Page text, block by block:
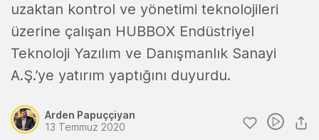
uzaktan kontrol ve yönetimi teknolojileri
üzerine çalışan HUBBOX Endüstriyel
Teknoloji Yazılım ve Danışmanlık Sanayi
A.Ş.’ye yatırım yaptığını duyurdu.
Arden Papuççiyan
13 Temmuz 2020